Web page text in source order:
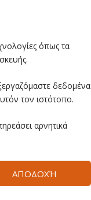
όπως τα
δεδομένα
τον ιστότοπο.
αρνητικά
ΑΠΟΔΟΧΉ